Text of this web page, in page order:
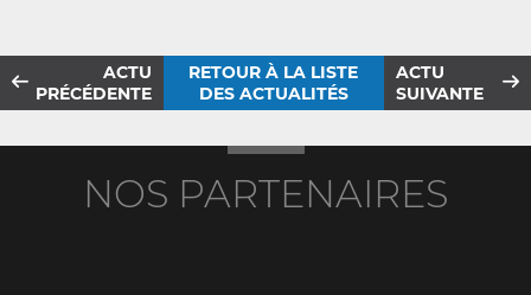
ACTU
PRÉCÉDENTE
RETOUR À LA LISTE
DES ACTUALITÉS
ACTU
SUIVANTE
NOS PARTENAIRES